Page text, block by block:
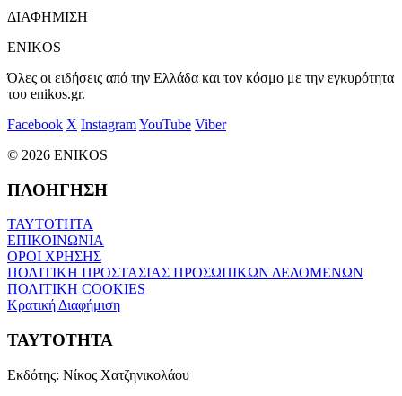
ΔΙΑΦΗΜΙΣΗ
ENIKOS
Όλες οι ειδήσεις από την Ελλάδα και τον κόσμο με την εγκυρότητα
του enikos.gr.
Facebook X InstagramYouTube Viber
© 2026 ENIKOS
ΠΛΟΗΓΗΣΗ
ΤΑΥΤΟΤΗΤΑ
ΕΠΙΚΟΙΝΩΝΙΑ
ΟΡΟΙ ΧΡΗΣΗΣ
ΠΟΛΙΤΙΚΗ ΠΡΟΣΤΑΣΙΑΣ ΠΡΟΣΩΠΙΚΩΝ ΔΕΔΟΜΕΝΩΝ
ΠΟΛΙΤΙΚΗ COOKIES
Κρατική Διαφήμιση
ΤΑΥΤΟΤΗΤΑ
Εκδότης: Νίκος Χατζηνικολάου